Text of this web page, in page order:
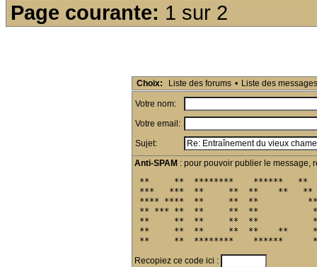
Page courante: 1 sur 2
Choix: Liste des forums • Liste des messages
Votre nom:
Votre email:
Sujet:
Anti-SPAM : pour pouvoir publier le message,
**     **  ********    ******
***   ***  **     **  **    **
**** ****  **     **  **
** *** **  **     **  **
**     **  **     **  **
**     **  **     **  **    **
**     **  ********    ******
Recopiez ce code ici :